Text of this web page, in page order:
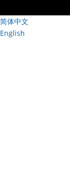
简体中文
English